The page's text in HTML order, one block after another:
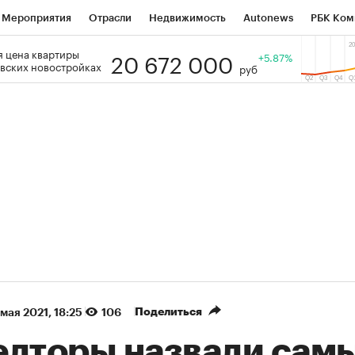
Мероприятия Отрасли Недвижимость Autonews РБК
РБК Образование Тренды
цена квартиры
новостройках
20 672 000 руб
+5.87%
2021, 18:25 106 Поделиться